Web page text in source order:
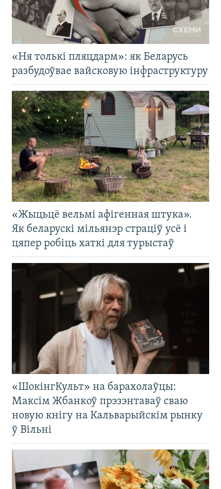
«Ня толькі пляцдарм»: як Беларусь
разбудоўвае вайсковую інфраструктуру
«Жыцьцё вельмі афігенная штука».
Як беларускі мільянэр страціў усё і
цяпер робіць хаткі для турыстаў
«ШокінгКульт» на барахолаўцы:
Максім Жбанкоў прэзэнтаваў сваю
новую кнігу на Кальварыйскім рынку
ў Вільні